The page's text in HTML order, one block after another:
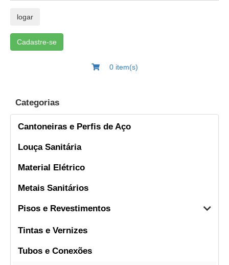
Cadastre-se
0 item(s)
Categorias
Cantoneiras e Perfis de Aço
Louça Sanitária
Material Elétrico
Metais Sanitários
Pisos e Revestimentos
Tintas e Vernizes
Tubos e Conexões